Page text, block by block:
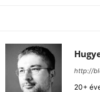
http://
20+